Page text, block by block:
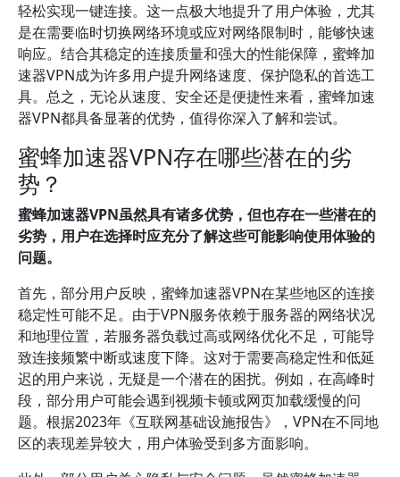
轻松实现一键连接。这一点极大地提升了用户体验，尤其
是在需要临时切换网络环境或应对网络限制时，能够快速
响应。结合其稳定的连接质量和强大的性能保障，蜜蜂加
速器VPN成为许多用户提升网络速度、保护隐私的首选工
具。总之，无论从速度、安全还是便捷性来看，蜜蜂加速
器VPN都具备显著的优势，值得你深入了解和尝试。
蜜蜂加速器VPN存在哪些潜在的劣
势？
蜜蜂加速器VPN虽然具有诸多优势，但也存在一些潜在的
劣势，用户在选择时应充分了解这些可能影响使用体验的
问题。
首先，部分用户反映，蜜蜂加速器VPN在某些地区的连接
稳定性可能不足。由于VPN服务依赖于服务器的网络状况
和地理位置，若服务器负载过高或网络优化不足，可能导
致连接频繁中断或速度下降。这对于需要高稳定性和低延
迟的用户来说，无疑是一个潜在的困扰。例如，在高峰时
段，部分用户可能会遇到视频卡顿或网页加载缓慢的问
题。根据2023年《互联网基础设施报告》，VPN在不同地
区的表现差异较大，用户体验受到多方面影响。